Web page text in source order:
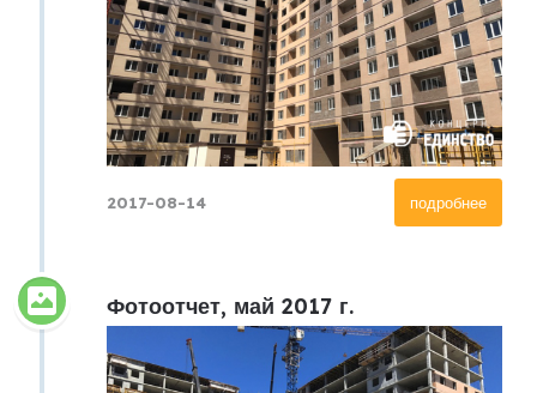
подробнее
2017-08-14
Фотоотчет, май 2017 г.